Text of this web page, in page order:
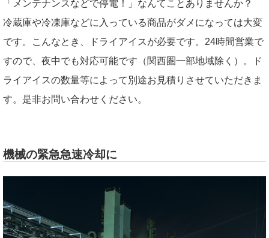
「メンテナンスなどで停電！」なんてことありませんか？
冷蔵庫や冷凍庫などに入っている商品がダメになっては大変
です。こんなとき、ドライアイスが必要です。24時間営業で
すので、夜中でも対応可能です（関西圏一部地域除く）。ド
ライアイスの数量等によって別途お見積りさせていただきま
す。是非お問い合わせください。
機械の緊急急速冷却に